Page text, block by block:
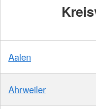
Aalen
Ahrweiler